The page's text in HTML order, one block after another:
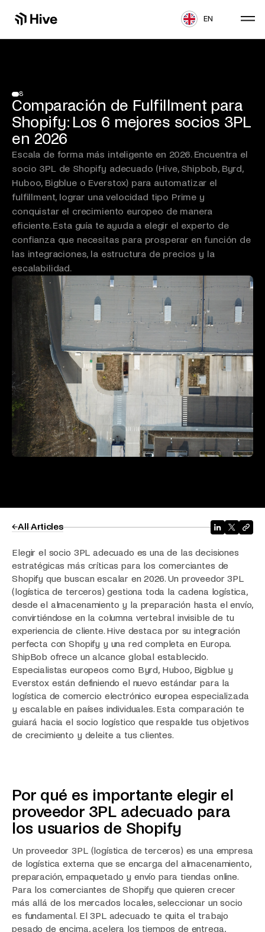
EN
8
Comparación de Fulfillment para
Shopify: Los 6 mejores socios 3PL
en 2026
Escala de forma más inteligente en 2026. Encuentra el
socio 3PL de Shopify adecuado (Hive, Shipbob, Byrd,
Huboo, Bigblue o Everstox) para automatizar el
fulfillment, lograr una velocidad tipo Prime y
conquistar el crecimiento europeo de manera
eficiente. Esta guía te ayuda a elegir el experto de
confianza que necesitas para prosperar en función de
las integraciones, la estructura de precios y la
escalabilidad.
All Articles
Elegir el socio 3PL adecuado es una de las decisiones
estratégicas más críticas para los comerciantes de
Shopify que buscan escalar en 2026. Un proveedor 3PL
(logística de terceros) gestiona toda la cadena logística,
desde el almacenamiento y la preparación hasta el envío,
convirtiéndose en la columna vertebral invisible de tu
experiencia de cliente. Hive destaca por su integración
perfecta con Shopify y una red completa en Europa.
ShipBob ofrece un alcance global establecido.
Especialistas europeos como Byrd, Huboo, Bigblue y
Everstox están definiendo el nuevo estándar para la
logística de comercio electrónico europea especializada
y escalable en países individuales. Esta comparación te
guiará hacia el socio logístico que respalde tus objetivos
de crecimiento y deleite a tus clientes.
Por qué es importante elegir el
proveedor 3PL adecuado para
los usuarios de Shopify
Un proveedor 3PL (logística de terceros) es una empresa
de logística externa que se encarga del almacenamiento,
preparación, empaquetado y envío para tiendas online.
Para los comerciantes de Shopify que quieren crecer
más allá de los mercados locales, seleccionar un socio
es fundamental. El 3PL adecuado te quita el trabajo
pesado de encima, acelera los tiempos de entrega,